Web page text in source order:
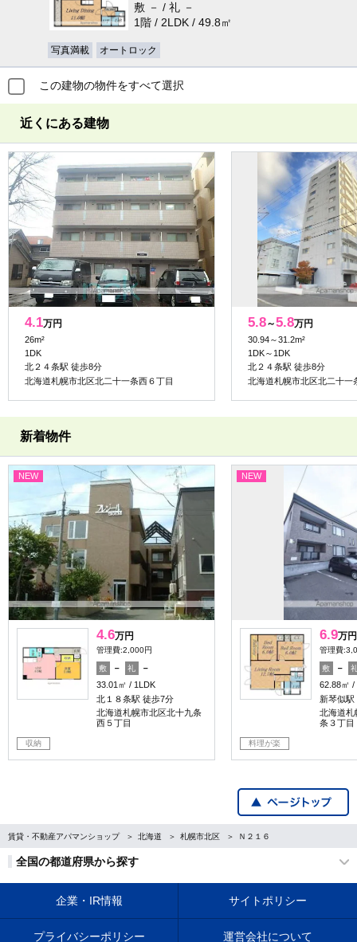
敷 － / 礼 －
1階 / 2LDK / 49.8㎡
写真満載 オートロック
この建物の物件をすべて選択
近くにある建物
4.1万円
26m²
1DK
北２４条駅 徒歩8分
北海道札幌市北区北二十一条西６丁目
5.8～5.8万円
30.94～31.2m²
1DK～1DK
北２４条駅 徒歩8分
北海道札幌市北区北二十一
新着物件
NEW
4.6万円
管理費:2,000円
敷 － 礼
－
33.01㎡
1LDK
北１８条駅 徒歩7分
北海道札幌市北区北十九条
西５丁目
収納
NEW
6.9万円
管理費
敷 －
62.88㎡
新琴似駅
北海道札
条３丁目
料理が楽
賃貸・不動産アパマンショップ 北海道 札幌市北区 Ｎ２１６
全国の都道府県から探す
企業・IR情報 サイトポリシー
プライバシーポリシー 運営会社について